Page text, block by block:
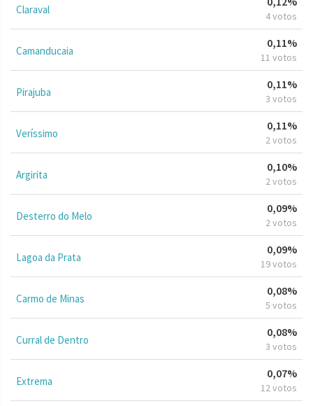
Claraval 4 votos
Camanducaia
0,11%
11 votos
Pirajuba
0,11%
3 votos
Veríssimo
0,11%
2 votos
Argirita
0,10%
2 votos
Desterro do Melo
0,09%
2 votos
Lagoa da Prata
0,09%
19 votos
Carmo de Minas
0,08%
5 votos
Curral de Dentro
0,08%
3 votos
Extrema
0,07%
12 votos